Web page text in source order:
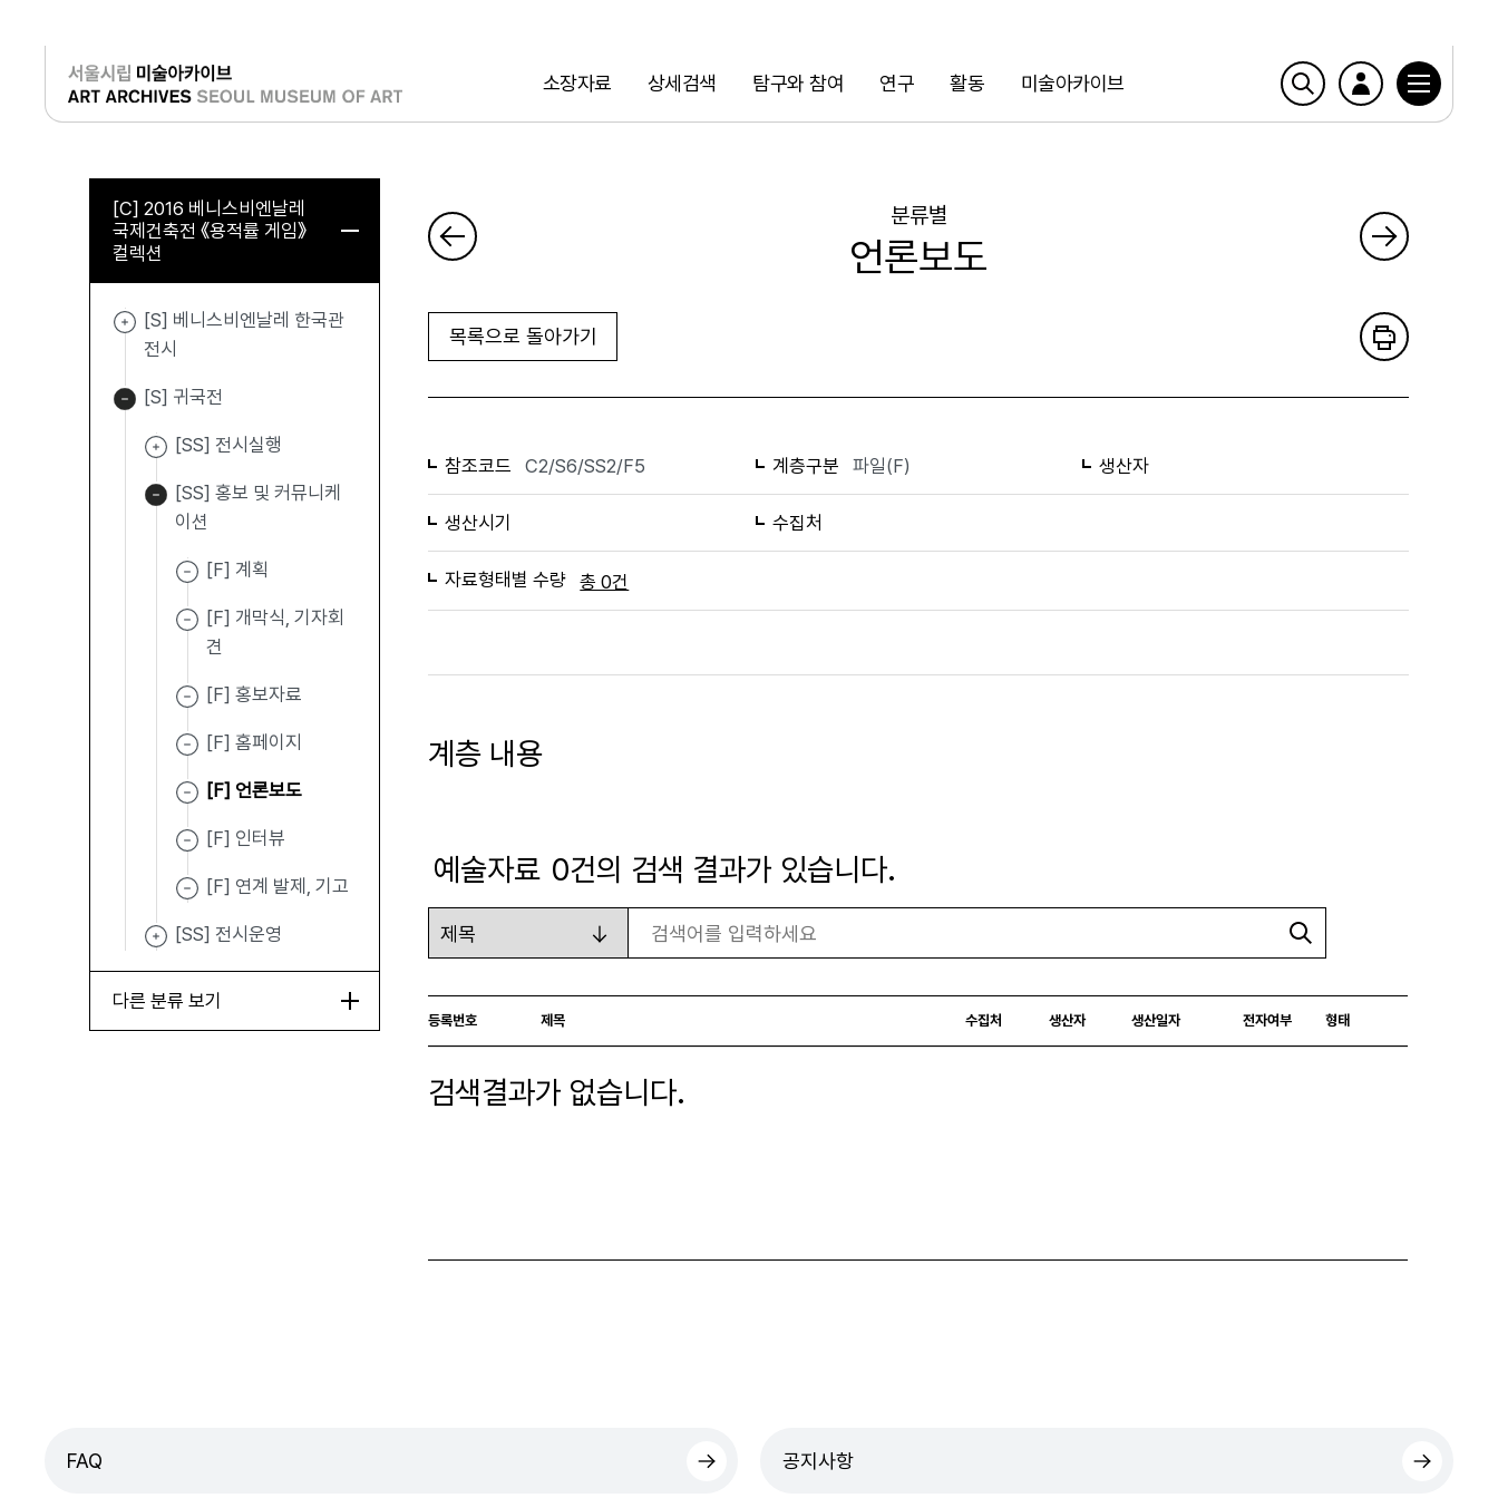
소장자료 상세검색 탐구와 참여 연구 활동 미술아카이브
검색
로그인
[C] 2016 베니스비엔날레
국제건축전 《용적률 게임》
컬렉션
[S] 베니스비엔날레 한국관
전시
[S] 귀국전
[SS] 전시실행
[SS] 홍보 및 커뮤니케
이션
[F] 계획
[F] 개막식, 기자회
견
[F] 홍보자료
[F] 홈페이지
[F] 언론보도
[F] 인터뷰
[F] 연계 발제, 기고
[SS] 전시운영
다른 분류 보기
분류별
언론보도
목록으로 돌아가기
참조코드 C2/S6/SS2/F5 계층구분 파일(F) 생산자
생산시기 수집처
자료형태별 수량 총 0건
계층 내용
예술자료 0건의 검색 결과가 있습니다.
검색
등록번호 제목 수집처 생산자 생산일자 전자여부 형태
검색결과가 없습니다.
FAQ 공지사항